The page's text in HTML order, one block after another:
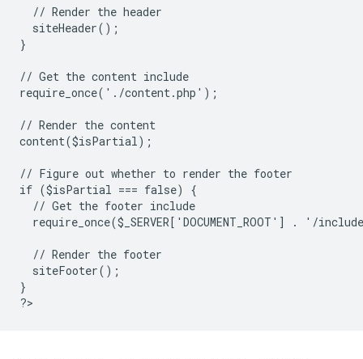
  // Render the header
  siteHeader();
}
// Get the content include
require_once('./content.php');
// Render the content
content($isPartial);
// Figure out whether to render the footer
if ($isPartial === false) {
  // Get the footer include
require_once($_SERVER['DOCUMENT_ROOT'] . '/
  // Render the footer
  siteFooter();
}
?